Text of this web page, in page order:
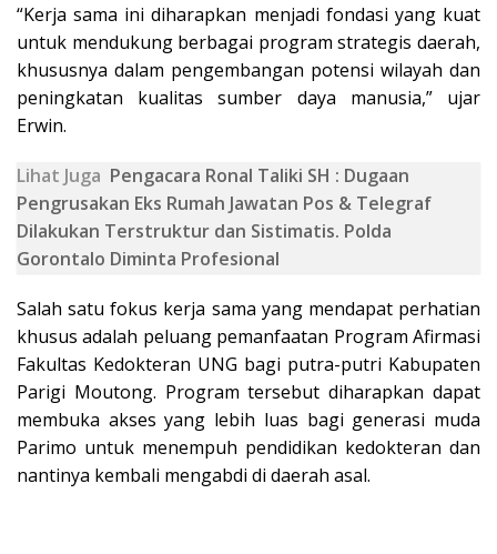
“Kerja sama ini diharapkan menjadi fondasi yang kuat
untuk mendukung berbagai program strategis daerah,
khususnya dalam pengembangan potensi wilayah dan
peningkatan kualitas sumber daya manusia,” ujar
Erwin.
Lihat Juga Pengacara Ronal Taliki SH : Dugaan
Pengrusakan Eks Rumah Jawatan Pos & Telegraf
Dilakukan Terstruktur dan Sistimatis. Polda
Gorontalo Diminta Profesional
Salah satu fokus kerja sama yang mendapat perhatian
khusus adalah peluang pemanfaatan Program Afirmasi
Fakultas Kedokteran UNG bagi putra-putri Kabupaten
Parigi Moutong. Program tersebut diharapkan dapat
membuka akses yang lebih luas bagi generasi muda
Parimo untuk menempuh pendidikan kedokteran dan
nantinya kembali mengabdi di daerah asal.